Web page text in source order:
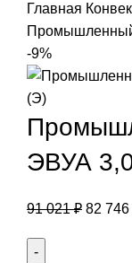
Главная
-9%
ЭВУА
91 021₽ 82 746